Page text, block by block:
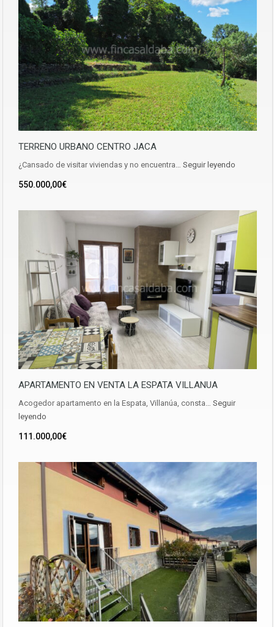
TERRENO URBANO CENTRO JACA
¿Cansado de visitar viviendas y no encuentra… Seguir leyendo
550.000,00€
APARTAMENTO EN VENTA LA ESPATA VILLANUA
Acogedor apartamento en la Espata, Villanúa, consta… Seguir
leyendo
111.000,00€